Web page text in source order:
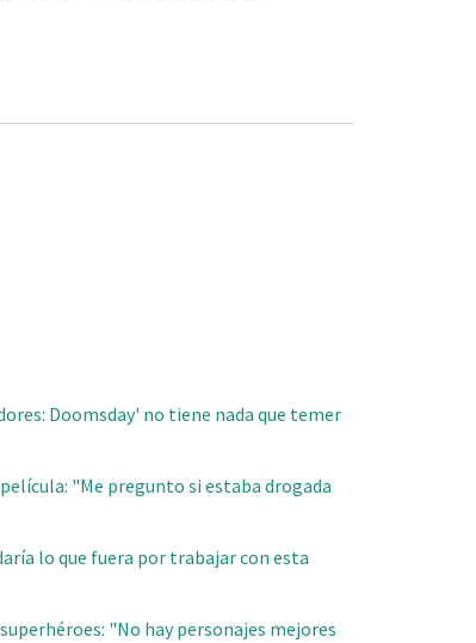
Doomsday' no tiene nada que temer
"Me pregunto si estaba drogada
lo que fuera por trabajar con esta
"No hay personajes mejores